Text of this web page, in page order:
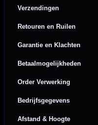
Verzendingen
Retouren en Ruilen
Garantie en Klachten
Betaalmogelijkheden
Order Verwerking
Bedrijfsgegevens
Afstand & Hoogte